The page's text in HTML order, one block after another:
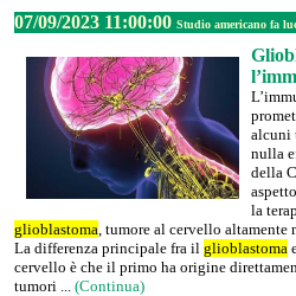
07/09/2023 11:00:00 Studio americano fa
alcuni
nulla
della
la
glioblastoma, tumore al cervello altamente
La differenza principale fra il glioblastoma
cervello è che il primo ha origine
tumori ... (Continua)